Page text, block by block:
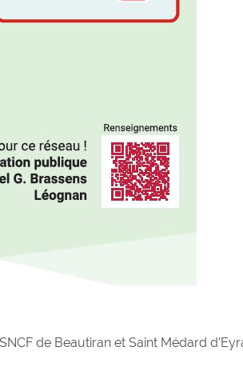
de Beautiran et Saint Médard